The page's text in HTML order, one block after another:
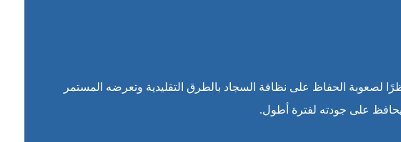
لصعوبة الحفاظ على نظافة السجاد بالطرق التقليدية وتعرضه المستمر
على جودته لفترة أطول.